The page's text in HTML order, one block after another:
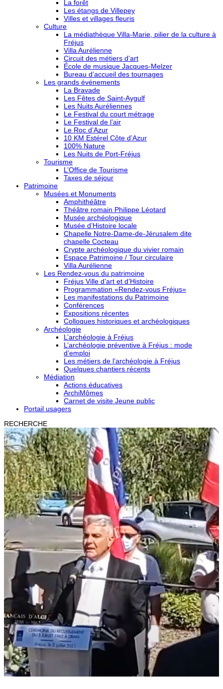
La forêt
Les étangs de Villepey
Villes et villages fleuris
Culture
La médiathèque Villa-Marie, pilier de la culture à
Fréjus
Villa Aurélienne
Circuit des métiers d’art
École de musique Jacques-Melzer
Bureau d’accueil des tournages
Les grands événements
La Bravade
Les Fêtes de Saint-Aygulf
Les Nuits Auréliennes
Le Festival du court métrage
Le Festival de l’air
Le Roc d’Azur
10 KM Estérel Côte d’Azur
100% Nature
Les Nuits de Port-Fréjus
Tourisme
L’Office de Tourisme
Taxes de séjour
Patrimoine
Musées et Monuments
Amphithéâtre
Théâtre romain Philippe Léotard
Musée archéologique
Musée d’Histoire locale
Chapelle Notre-Dame-de-Jérusalem dite
chapelle Cocteau
Crypte archéologique du vivier romain
Espace Patrimoine / Tour circulaire
Villa Aurélienne
Les Rendez-vous du patrimoine
Fréjus Ville d’art et d’Histoire
Programmation «Rendez-vous Fréjus»
Les manifestations du Patrimoine
Conférences
Expositions récentes
Colloques historiques et archéologiques
Archéologie
L’archéologie à Fréjus
L’archéologie préventive à Fréjus : mode
d’emploi
Les métiers de l’archéologie à Fréjus
Quelques chantiers récents
Médiation
Actions éducatives
ArchiMômes
Carnet de visite Jeune public
Portail usagers
RECHERCHE